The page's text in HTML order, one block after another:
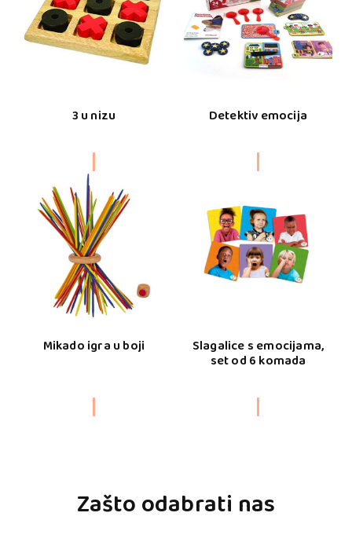
3 u nizu Detektiv emocija
Mikado igra u boji Slagalice s emocijama,
set od 6 komada
Zašto odabrati nas